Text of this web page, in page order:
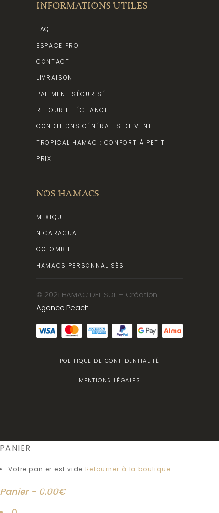
INFORMATIONS UTILES
FAQ
ESPACE PRO
CONTACT
LIVRAISON
PAIEMENT SÉCURISÉ
RETOUR ET ÉCHANGE
CONDITIONS GÉNÉRALES DE VENTE
TROPICAL HAMAC : CONFORT À PETIT
PRIX
NOS HAMACS
MEXIQUE
NICARAGUA
COLOMBIE
HAMACS PERSONNALISÉS
© 2021 HAMAC DEL SOL – Création
Agence Peach
POLITIQUE DE CONFIDENTIALITÉ
MENTIONS LÉGALES
PANIER
Votre panier est vide Retourner à la boutique
Panier - 0.00€